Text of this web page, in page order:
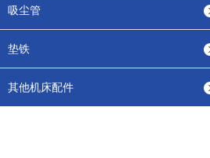
吸尘管
垫铁
其他机床配件